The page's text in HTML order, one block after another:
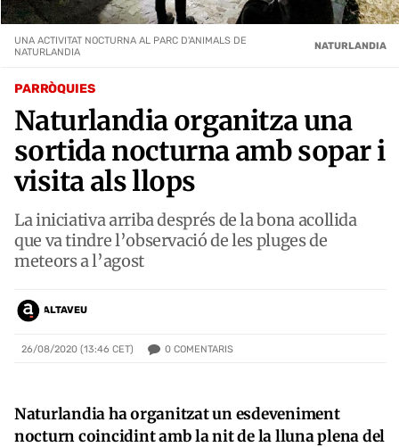
PARRÒQUIES
Naturlandia organitza una
sortida nocturna amb sopar i
visita als llops
La iniciativa arriba després de la bona acollida
que va tindre l’observació de les pluges de
meteors a l’agost
ALTAVEU
26/08/2020 (13:46 CET) 0 COMENTARIS
UNA ACTIVITAT NOCTURNA AL PARC D'ANIMALS DE
NATURLANDIA
NATURLANDIA
Naturlandia ha organitzat un esdeveniment
nocturn coincidint amb la nit de la lluna plena del